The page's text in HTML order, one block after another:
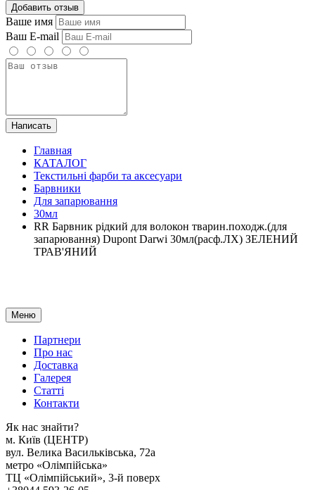
Добавить отзыв
Ваше имя
Ваш E-mail
Написать
Главная
КАТАЛОГ
Текстильні фарби та аксесуари
Барвники
Для запарювання
30мл
RR Барвник рідкий для волокон тварин.походж.(для
запарювання) Dupont Darwi 30мл(расф.ЛХ) ЗЕЛЕНИЙ
ТРАВ'ЯНИЙ
Меню
Партнери
Про нас
Доставка
Галерея
Статтi
Контакти
Як наc знайти?
м. Киïв (ЦЕНТР)
вул. Велика Васильківська, 72а
метро «Олімпійська»
ТЦ «Олімпійський», 3-й поверх